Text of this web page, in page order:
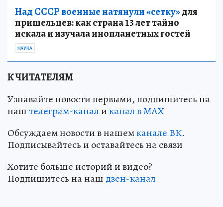
Над СССР военные натянули «сетку»для
пришельцев: как страна 13 лет тайно
искала и изучала инопланетных гостей
НАУКА
К ЧИТАТЕЛЯМ
Узнавайте новости первыми, подпишитесь на
наштелеграм-каналиканал в МАХ
Обсуждаем новости в нашемканале ВК.
Подписывайтесь и оставайтесь на связи
Хотите больше историй и видео?
Подпишитесь на наш дзен-канал